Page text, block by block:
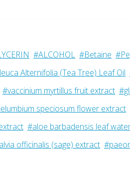
#ALCOHOL #Betaine
Alternifolia (Tea Tree) Leaf Oil
#vaccinium myrtillus fruit extract
speciosum flower extract
#aloe barbadensis leaf
officinalis (sage) extract